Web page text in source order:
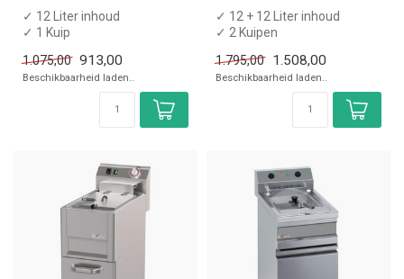
✓ 12 Liter inhoud
✓ 1 Kuip
✓ Staand model
✓ 9 kW
1.075,00 913,00
Beschikbaarheid laden..
✓ 12 + 12 Liter inhoud
✓ 2 Kuipen
✓ Staand model
✓ 2x 9 kW
1.795,00 1.508,00
Beschikbaarheid laden..